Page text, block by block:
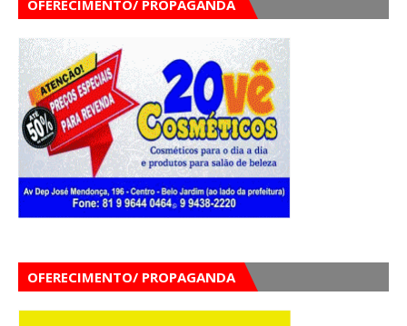
OFERECIMENTO/ PROPAGANDA
OFERECIMENTO/ PROPAGANDA